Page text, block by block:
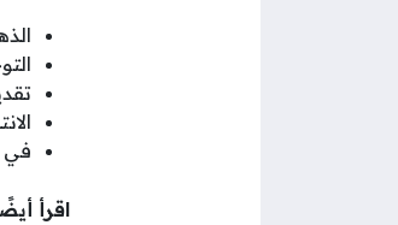
في
اقرأ